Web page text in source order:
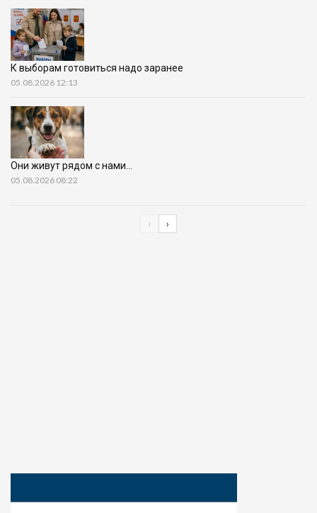
К выборам готовиться надо заранее
05.08.2026 12:13
Они живут рядом с нами…
05.08.2026 08:22
‹ ›